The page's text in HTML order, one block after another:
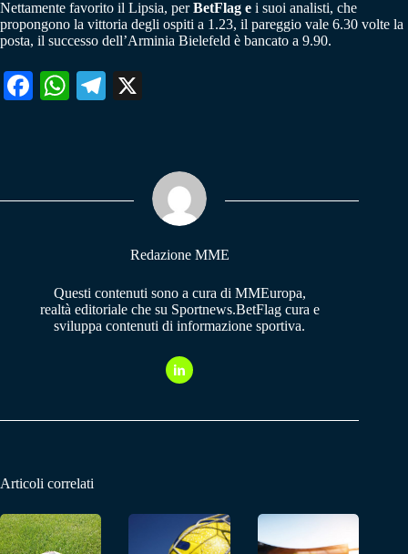
Nettamente favorito il Lipsia, perBetFlag e i suoi analisti, che
propongono la vittoria degli ospiti a 1.23, il pareggio vale 6.30 volte la
posta, il successo dell’Arminia Bielefeld è bancato a 9.90.
Fa W
pp
Te
m
Redazione MME
Questi contenuti sono a cura di MMEuropa,
realtà editoriale che su Sportnews.BetFlag cura e
sviluppa contenuti di informazione sportiva.
Articoli correlati